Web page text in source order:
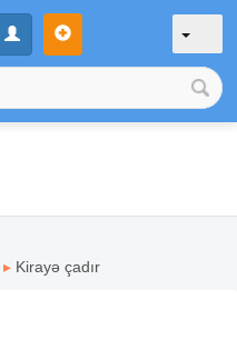
▸ Kirayə çadır